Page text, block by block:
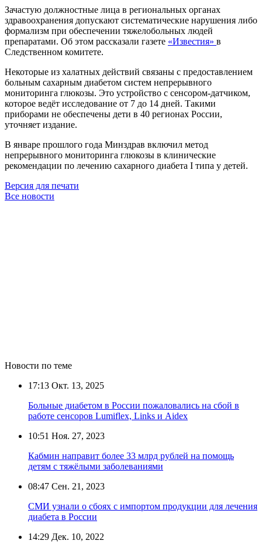
Зачастую должностные лица в региональных органах
здравоохранения допускают систематические нарушения либо
формализм при обеспечении тяжелобольных людей
препаратами. Об этом рассказали газете «Известия» в
Следственном комитете.
Некоторые из халатных действий связаны с предоставлением
больным сахарным диабетом систем непрерывного
мониторинга глюкозы. Это устройство с сенсором-датчиком,
которое ведёт исследование от 7 до 14 дней. Такими
приборами не обеспечены дети в 40 регионах России,
уточняет издание.
В январе прошлого года Минздрав включил метод
непрерывного мониторинга глюкозы в клинические
рекомендации по лечению сахарного диабета I типа у детей.
Версия для печати
Все новости
Новости по теме
17:13 Окт. 13, 2025
Больные диабетом в России пожаловались на сбой в
работе сенсоров Lumiflex, Links и Aidex
10:51 Ноя. 27, 2023
Кабмин направит более 33 млрд рублей на помощь
детям с тяжёлыми заболеваниями
08:47 Сен. 21, 2023
СМИ узнали о сбоях с импортом продукции для лечения
диабета в России
14:29 Дек. 10, 2022